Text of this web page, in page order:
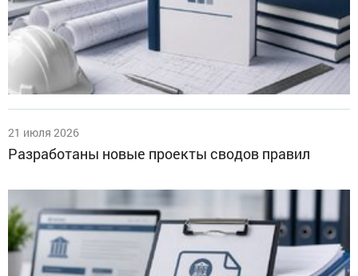
21 июля 2026
Разработаны новые проекты сводов правил